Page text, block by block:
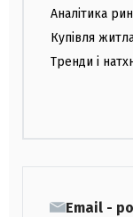
Аналітика
Купівля
Тренди і
Email -